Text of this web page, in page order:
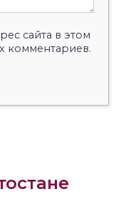
сайта в этом
комментариев.